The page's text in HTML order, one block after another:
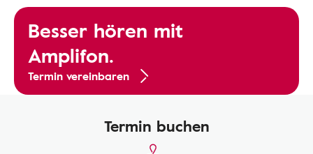
Besser hören mit
Amplifon.
Termin vereinbaren
Termin buchen